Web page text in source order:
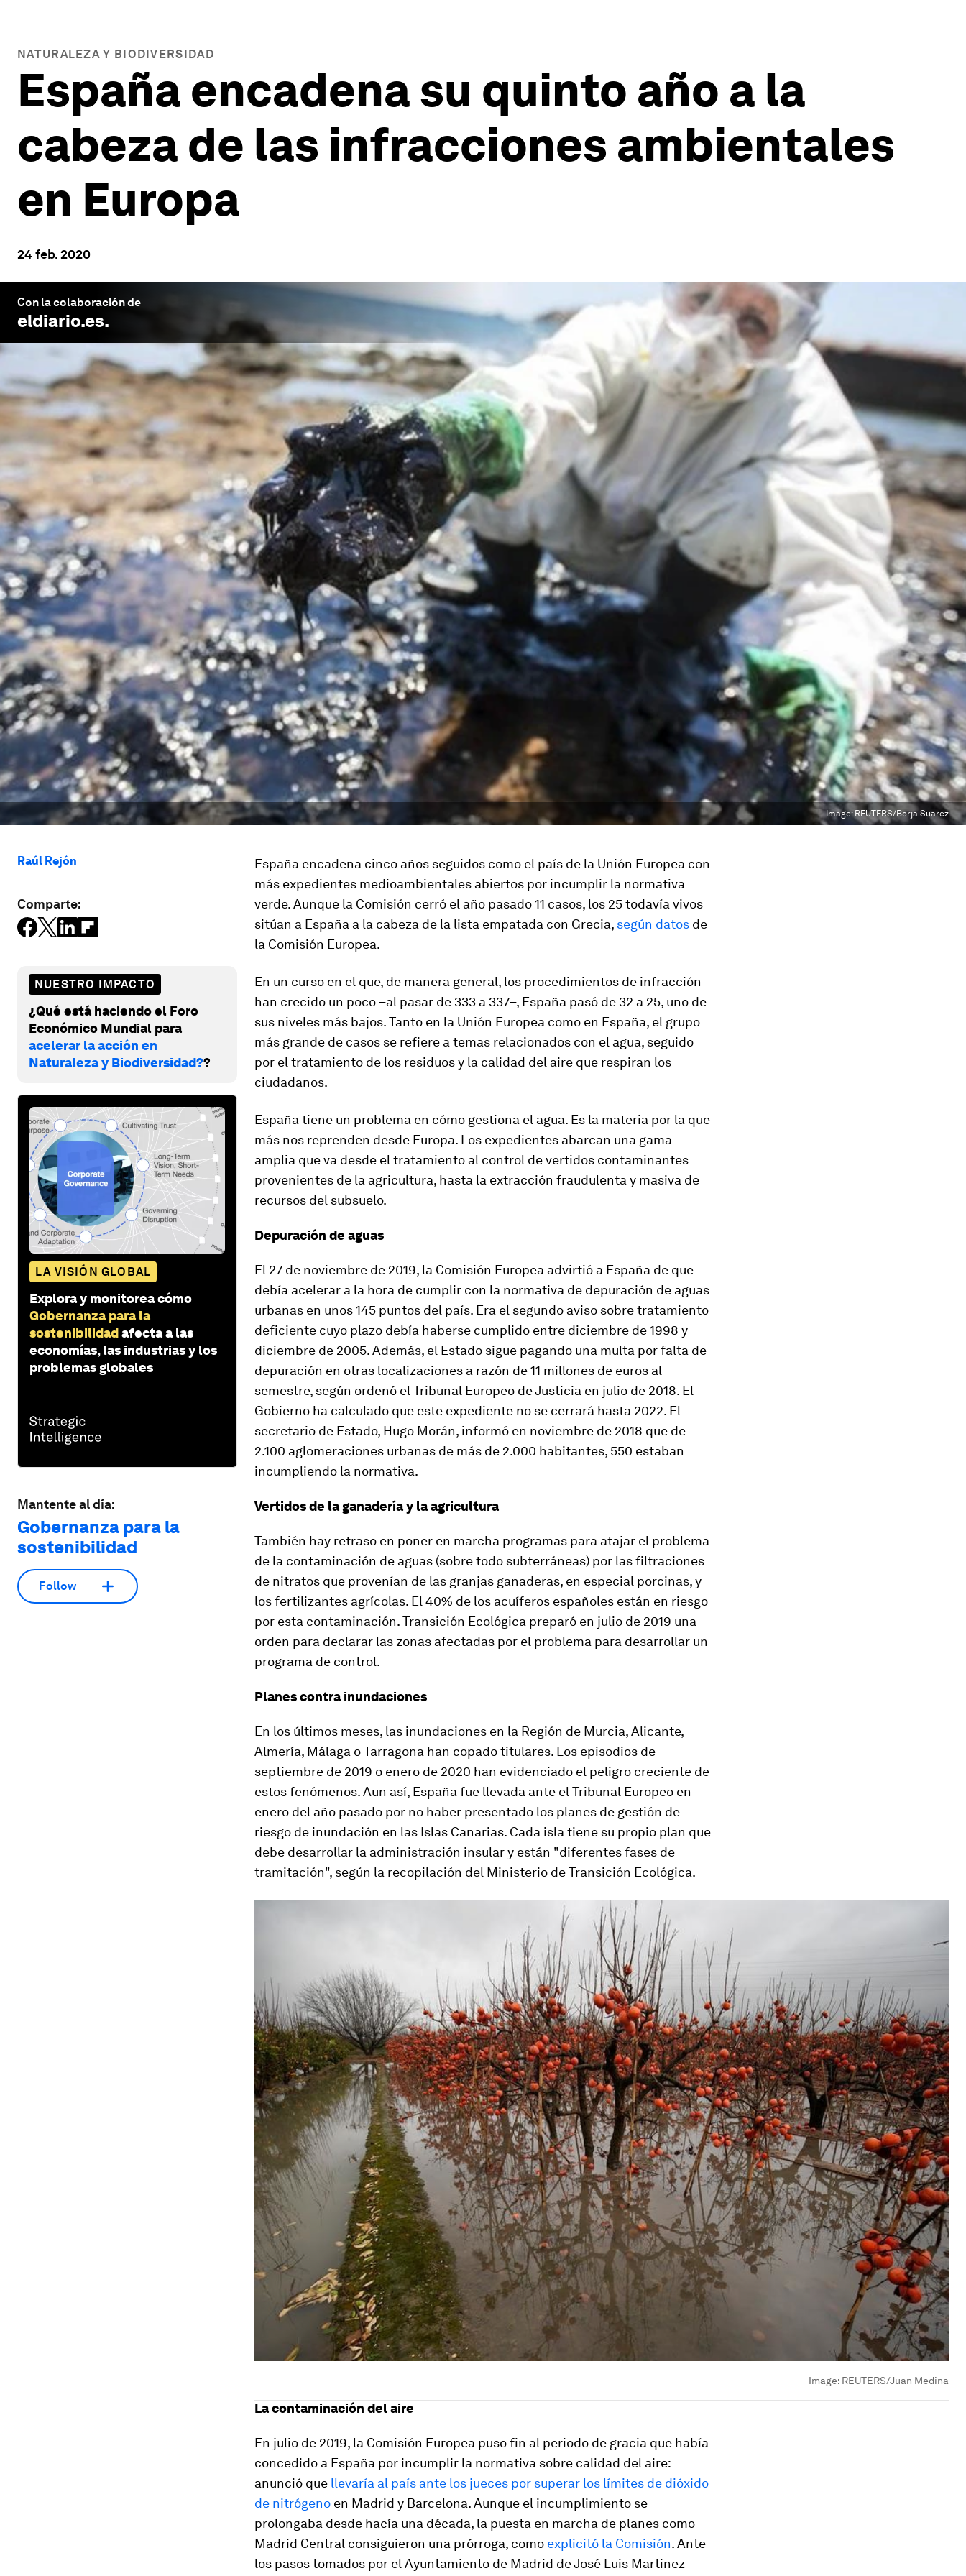
NATURALEZA Y BIODIVERSIDAD
España encadena su quinto año a la
cabeza de las infracciones ambientales
en Europa
24 feb. 2020
Con la colaboración de
eldiario.es.
Image: REUTERS/Borja Suarez
Raúl Rejón
Comparte:
NUESTRO IMPACTO
¿Qué está haciendo el Foro
Económico Mundial para
acelerar la acción en
Naturaleza y Biodiversidad??
LA VISIÓN GLOBAL
Explora y monitorea cómo
Gobernanza para la
sostenibilidadafecta a las
economías, las industrias y los
problemas globales
Mantente al día:
Gobernanza para la
sostenibilidad
Follow
España encadena cinco años seguidos como el país de la Unión Europea con
más expedientes medioambientales abiertos por incumplir la normativa
verde. Aunque la Comisión cerró el año pasado 11 casos, los 25 todavía vivos
sitúan a España a la cabeza de la lista empatada con Grecia, según datos de
la Comisión Europea.
En un curso en el que, de manera general, los procedimientos de infracción
han crecido un poco –al pasar de 333 a 337–, España pasó de 32 a 25, uno de
sus niveles más bajos. Tanto en la Unión Europea como en España, el grupo
más grande de casos se refiere a temas relacionados con el agua, seguido
por el tratamiento de los residuos y la calidad del aire que respiran los
ciudadanos.
España tiene un problema en cómo gestiona el agua. Es la materia por la que
más nos reprenden desde Europa. Los expedientes abarcan una gama
amplia que va desde el tratamiento al control de vertidos contaminantes
provenientes de la agricultura, hasta la extracción fraudulenta y masiva de
recursos del subsuelo.
Depuración de aguas
El 27 de noviembre de 2019, la Comisión Europea advirtió a España de que
debía acelerar a la hora de cumplir con la normativa de depuración de aguas
urbanas en unos 145 puntos del país. Era el segundo aviso sobre tratamiento
deficiente cuyo plazo debía haberse cumplido entre diciembre de 1998 y
diciembre de 2005. Además, el Estado sigue pagando una multa por falta de
depuración en otras localizaciones a razón de 11 millones de euros al
semestre, según ordenó el Tribunal Europeo de Justicia en julio de 2018. El
Gobierno ha calculado que este expediente no se cerrará hasta 2022. El
secretario de Estado, Hugo Morán, informó en noviembre de 2018 que de
2.100 aglomeraciones urbanas de más de 2.000 habitantes, 550 estaban
incumpliendo la normativa.
Vertidos de la ganadería y la agricultura
También hay retraso en poner en marcha programas para atajar el problema
de la contaminación de aguas (sobre todo subterráneas) por las filtraciones
de nitratos que provenían de las granjas ganaderas, en especial porcinas, y
los fertilizantes agrícolas. El 40% de los acuíferos españoles están en riesgo
por esta contaminación. Transición Ecológica preparó en julio de 2019 una
orden para declarar las zonas afectadas por el problema para desarrollar un
programa de control.
Planes contra inundaciones
En los últimos meses, las inundaciones en la Región de Murcia, Alicante,
Almería, Málaga o Tarragona han copado titulares. Los episodios de
septiembre de 2019 o enero de 2020 han evidenciado el peligro creciente de
estos fenómenos. Aun así, España fue llevada ante el Tribunal Europeo en
enero del año pasado por no haber presentado los planes de gestión de
riesgo de inundación en las Islas Canarias. Cada isla tiene su propio plan que
debe desarrollar la administración insular y están "diferentes fases de
tramitación", según la recopilación del Ministerio de Transición Ecológica.
Image: REUTERS/Juan Medina
La contaminación del aire
En julio de 2019, la Comisión Europea puso fin al periodo de gracia que había
concedido a España por incumplir la normativa sobre calidad del aire:
anunció que llevaría al país ante los jueces por superar los límites de dióxido
de nitrógeno en Madrid y Barcelona. Aunque el incumplimiento se
prolongaba desde hacía una década, la puesta en marcha de planes como
Madrid Central consiguieron una prórroga, como explicitó la Comisión. Ante
los pasos tomados por el Ayuntamiento de Madrid de José Luis Martinez